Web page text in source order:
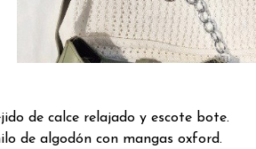
de calce relajado y escote bote.
de algodón con mangas oxford.